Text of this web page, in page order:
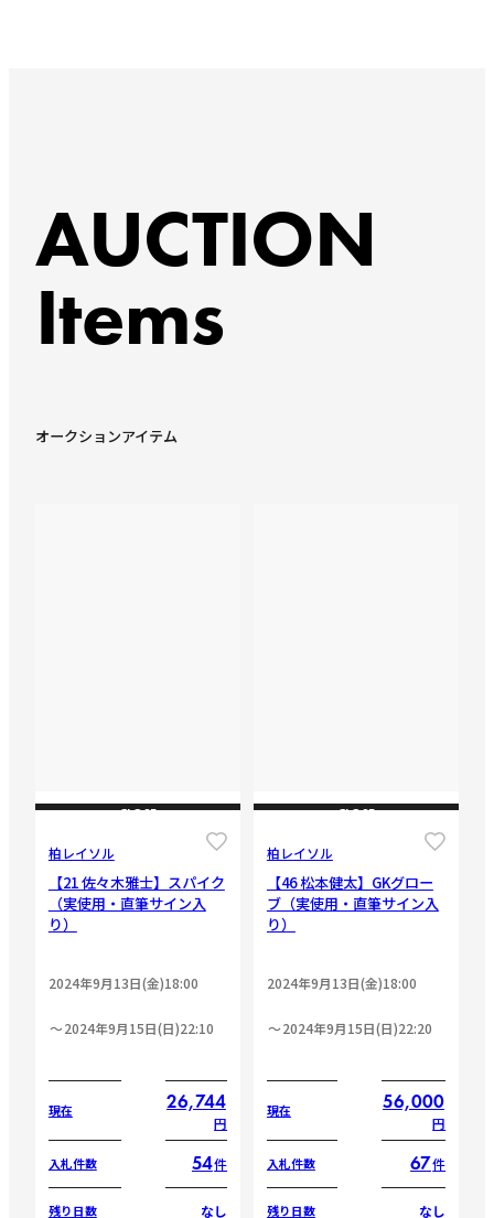
AUCTION
Items
オークションアイテム
CLOSE
柏レイソル
【21 佐々木雅士】スパイク
（実使用・直筆サイン入
り）
2024年9月13日(金)18:00
2024年9月15日(日)22:10
現在 26,744
円
入札件数 54件
残り日数 なし
CLOSE
柏レイソル
【46 松本健太】GKグロー
ブ（実使用・直筆サイン入
り）
2024年9月13日(金)18:00
2024年9月15日(日)22:20
現在 56,000
円
入札件数 67件
残り日数 なし